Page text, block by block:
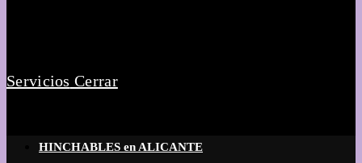
Servicios Cerrar
HINCHABLES en ALICANTE